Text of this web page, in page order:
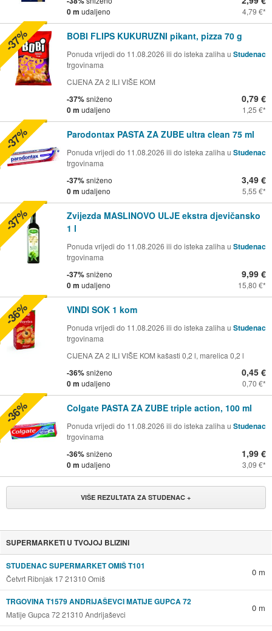
0 m udaljeno 4,79 €
BOBI FLIPS KUKURUZNI pikant, pizza 70 g
Ponuda vrijedi do 11.08.2026 ili do isteka zaliha u Studenac
trgovinama
CIJENA ZA 2 ILI VIŠE KOM
-37%sniženo
0 m udaljeno
0,79 €
1,25 €
-37%
Parodontax PASTA ZA ZUBE ultra clean 75 ml
Ponuda vrijedi do 11.08.2026 ili do isteka zaliha u Studenac
trgovinama
-37%sniženo
0 m udaljeno
3,49 €
5,55 €
-37%
Zvijezda MASLINOVO ULJE ekstra djevičansko
1 l
Ponuda vrijedi do 11.08.2026 ili do isteka zaliha u Studenac
trgovinama
-37%sniženo
0 m udaljeno
9,99 €
15,80 €
-37%
VINDI SOK 1 kom
Ponuda vrijedi do 11.08.2026 ili do isteka zaliha u Studenac
trgovinama
CIJENA ZA 2 ILI VIŠE KOM kašasti 0,2 l, marelica 0,2 l
-36%sniženo
0 m udaljeno
0,45 €
0,70 €
-36%
Colgate PASTA ZA ZUBE triple action, 100 ml
Ponuda vrijedi do 11.08.2026 ili do isteka zaliha u Studenac
trgovinama
-36%sniženo
0 m udaljeno
1,99 €
3,09 €
-36%
VIŠE REZULTATA ZA STUDENAC +
SUPERMARKETI U TVOJOJ BLIZINI
STUDENAC SUPERMARKET OMIŠ T101
Četvrt Ribnjak 17 21310 Omiš
0 m
TRGOVINA T1579 ANDRIJAŠEVCI MATIJE GUPCA 72
Matije Gupca 72 21310 Andrijaševci
0 m